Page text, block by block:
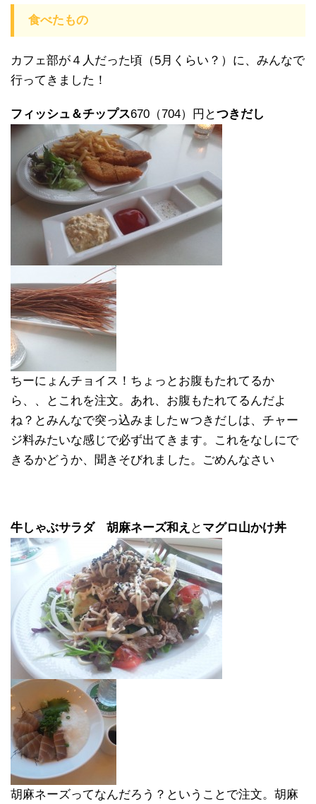
食べたもの
カフェ部が４人だった頃（5月くらい？）に、みんなで
行ってきました！
フィッシュ＆チップス670（704）円とつきだし
ちーにょんチョイス！ちょっとお腹もたれてるか
ら、、とこれを注文。あれ、お腹もたれてるんだよ
ね？とみんなで突っ込みましたｗつきだしは、チャー
ジ料みたいな感じで必ず出てきます。これをなしにで
きるかどうか、聞きそびれました。ごめんなさい
牛しゃぶサラダ 胡麻ネーズ和え と マグロ山かけ丼
胡麻ネーズってなんだろう？ということで注文。胡麻